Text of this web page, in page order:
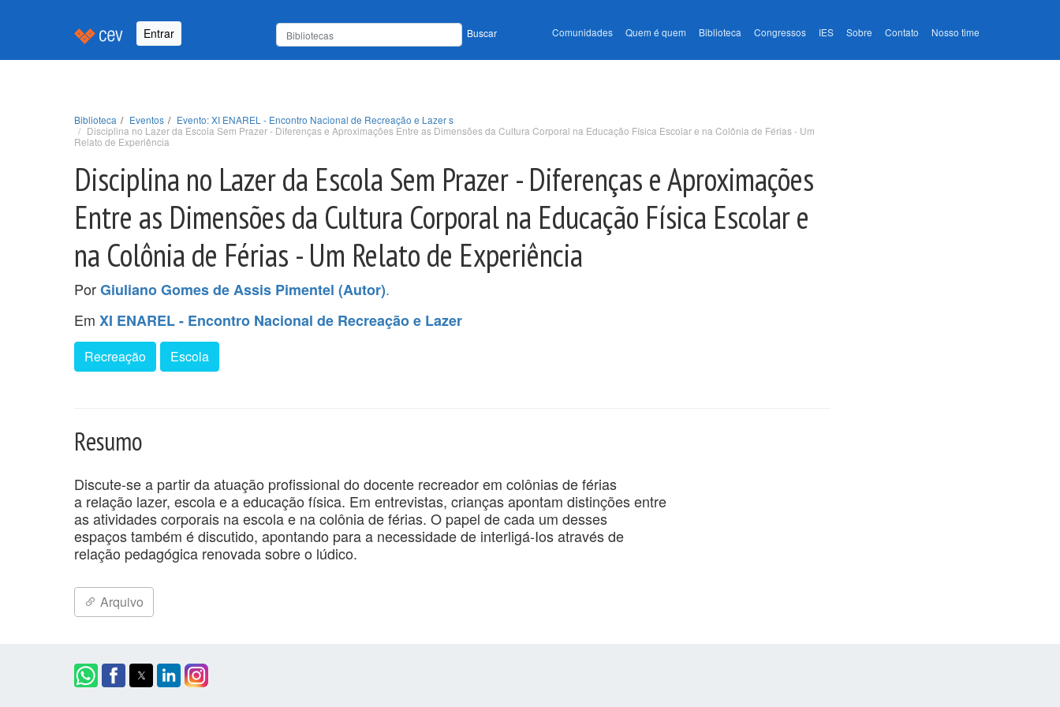
Entrar Buscar Comunidades Quem é quem Biblioteca Congressos IES Sobre Contato Nosso time
Biblioteca Eventos
Evento: XI ENAREL - Encontro Nacional de Recreação e Lazer s
Disciplina no Lazer da Escola Sem Prazer - Diferenças e Aproximações Entre as Dimensões da Cultura Corporal na Educação Física Escolar e na Colônia de Férias - Um
Relato de Experiência
Disciplina no Lazer da Escola Sem Prazer - Diferenças e Aproximações
Entre as Dimensões da Cultura Corporal na Educação Física Escolar e
na Colônia de Férias - Um Relato de Experiência
PorGiuliano Gomes de Assis Pimentel (Autor).
Em XI ENAREL - Encontro Nacional de Recreação e Lazer
Recreação Escola
Resumo
Discute-se a partir da atuação profissional do docente recreador em colônias de férias
a relação lazer, escola e a educação física. Em entrevistas, crianças apontam distinções entre
as atividades corporais na escola e na colônia de férias. O papel de cada um desses
espaços também é discutido, apontando para a necessidade de interligá-Ios através de
relação pedagógica renovada sobre o lúdico.
Arquivo